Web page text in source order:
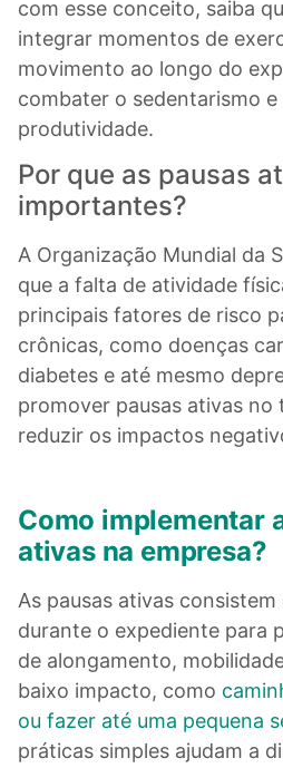
com esse conceito, saiba
integrar momentos de
movimento ao longo do
combater o sedentarismo e
produtividade.
Por que as pausas
importantes?
A Organização Mundial da
que a falta de atividade
principais fatores de risco
crônicas, como doenças
diabetes e até mesmo
promover pausas ativas no
reduzir os impactos
Como implementar
ativas na empresa?
As pausas ativas
durante o expediente para
de alongamento,
baixo impacto, como
ou fazer até uma pequena
práticas simples ajudam a